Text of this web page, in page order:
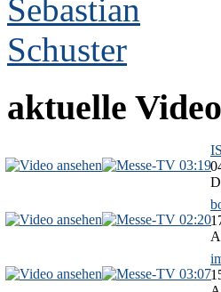
aktuelle
03:19
02:20
03:07